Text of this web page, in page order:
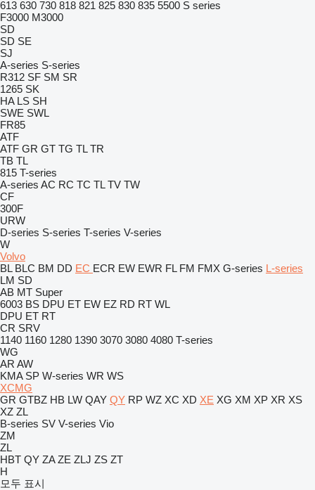
613 630 730 818 821 825 830 835 5500 S series
F3000 M3000
SD
SD SE
SJ
A-series S-series
R312 SF SM SR
1265 SK
HA LS SH
SWE SWL
FR85
ATF
ATF GR GT TG TL TR
TB TL
815 T-series
A-series AC RC TC TL TV TW
CF
300F
URW
D-series S-series T-series V-series
W
Volvo
BL BLC BM DD EC ECR EW EWR FL FM FMX G-series L-series
LM SD
AB MT Super
6003 BS DPU ET EW EZ RD RT WL
DPU ET RT
CR SRV
1140 1160 1280 1390 3070 3080 4080 T-series
WG
AR AW
KMA SP W-series WR WS
XCMG
GR GTBZ HB LW QAY QY RP WZ XC XD XE XG XM XP XR XS
XZ ZL
B-series SV V-series Vio
ZM
ZL
HBT QY ZA ZE ZLJ ZS ZT
H
모두 표시